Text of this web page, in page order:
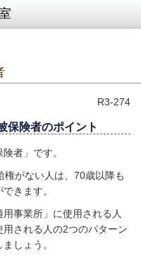
R3-274
険者のポイント
者」です。
がない人は、70歳以降も
きます。
事業所」に使用される人
される人の2つのパターン
しょう。